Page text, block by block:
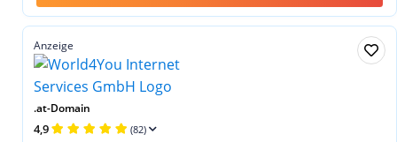
Anzeige
.at-Domain
4,9 (82)